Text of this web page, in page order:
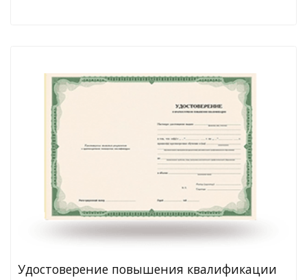
Удостоверение повышения квалификации